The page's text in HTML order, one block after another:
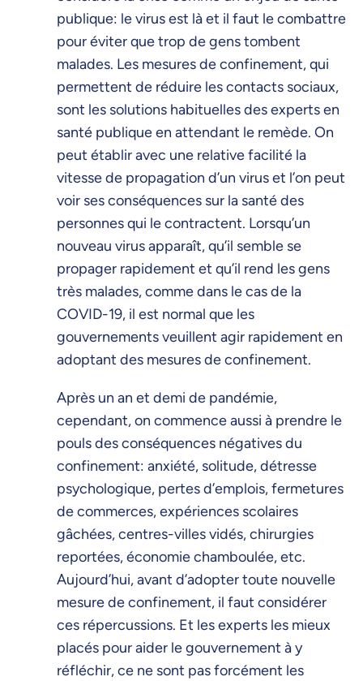
publique: le virus est là et il faut le combattre
pour éviter que trop de gens tombent
malades. Les mesures de confinement, qui
permettent de réduire les contacts sociaux,
sont les solutions habituelles des experts en
santé publique en attendant le remède. On
peut établir avec une relative facilité la
vitesse de propagation d’un virus et l’on peut
voir ses conséquences sur la santé des
personnes qui le contractent. Lorsqu’un
nouveau virus apparaît, qu’il semble se
propager rapidement et qu’il rend les gens
très malades, comme dans le cas de la
COVID-19, il est normal que les
gouvernements veuillent agir rapidement en
adoptant des mesures de confinement.
Après un an et demi de pandémie,
cependant, on commence aussi à prendre le
pouls des conséquences négatives du
confinement: anxiété, solitude, détresse
psychologique, pertes d’emplois, fermetures
de commerces, expériences scolaires
gâchées, centres-villes vidés, chirurgies
reportées, économie chamboulée, etc.
Aujourd’hui, avant d’adopter toute nouvelle
mesure de confinement, il faut considérer
ces répercussions. Et les experts les mieux
placés pour aider le gouvernement à y
réfléchir, ce ne sont pas forcément les